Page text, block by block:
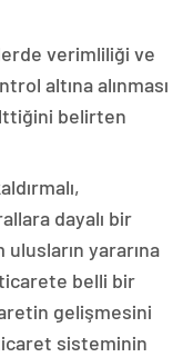
verimliliği ve
altına alınması
belirten
dayalı bir
yararına
belli bir
gelişmesini
sisteminin